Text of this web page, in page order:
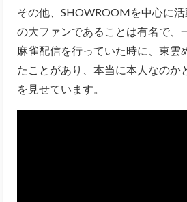
その他、SHOWROOMを中心に活
の大ファンであることは有名で、
麻雀配信を行っていた時に、東雲
たことがあり、本当に本人なのか
を見せています。